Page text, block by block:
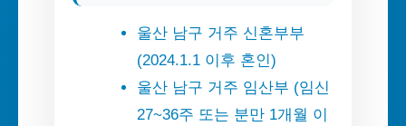
울산 남구 거주 신혼부부
(2024.1.1 이후 혼인)
울산 남구 거주 임산부 (임신
27~36주 또는 분만 1개월 이